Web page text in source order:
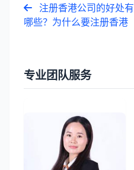
注册香港公司的好处有
哪些？为什么要注册香港
专业团队服务